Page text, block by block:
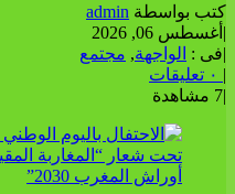
كتب بواسطة admin
| أغسطس 06, 2026
|فى : الواجهة, مجتمع
|
|7 مشاهدة